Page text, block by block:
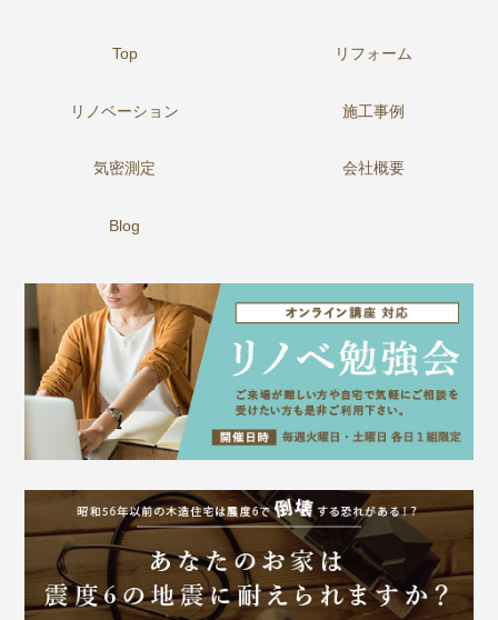
Top リフォーム
リノベーション 施工事例
気密測定 会社概要
Blog